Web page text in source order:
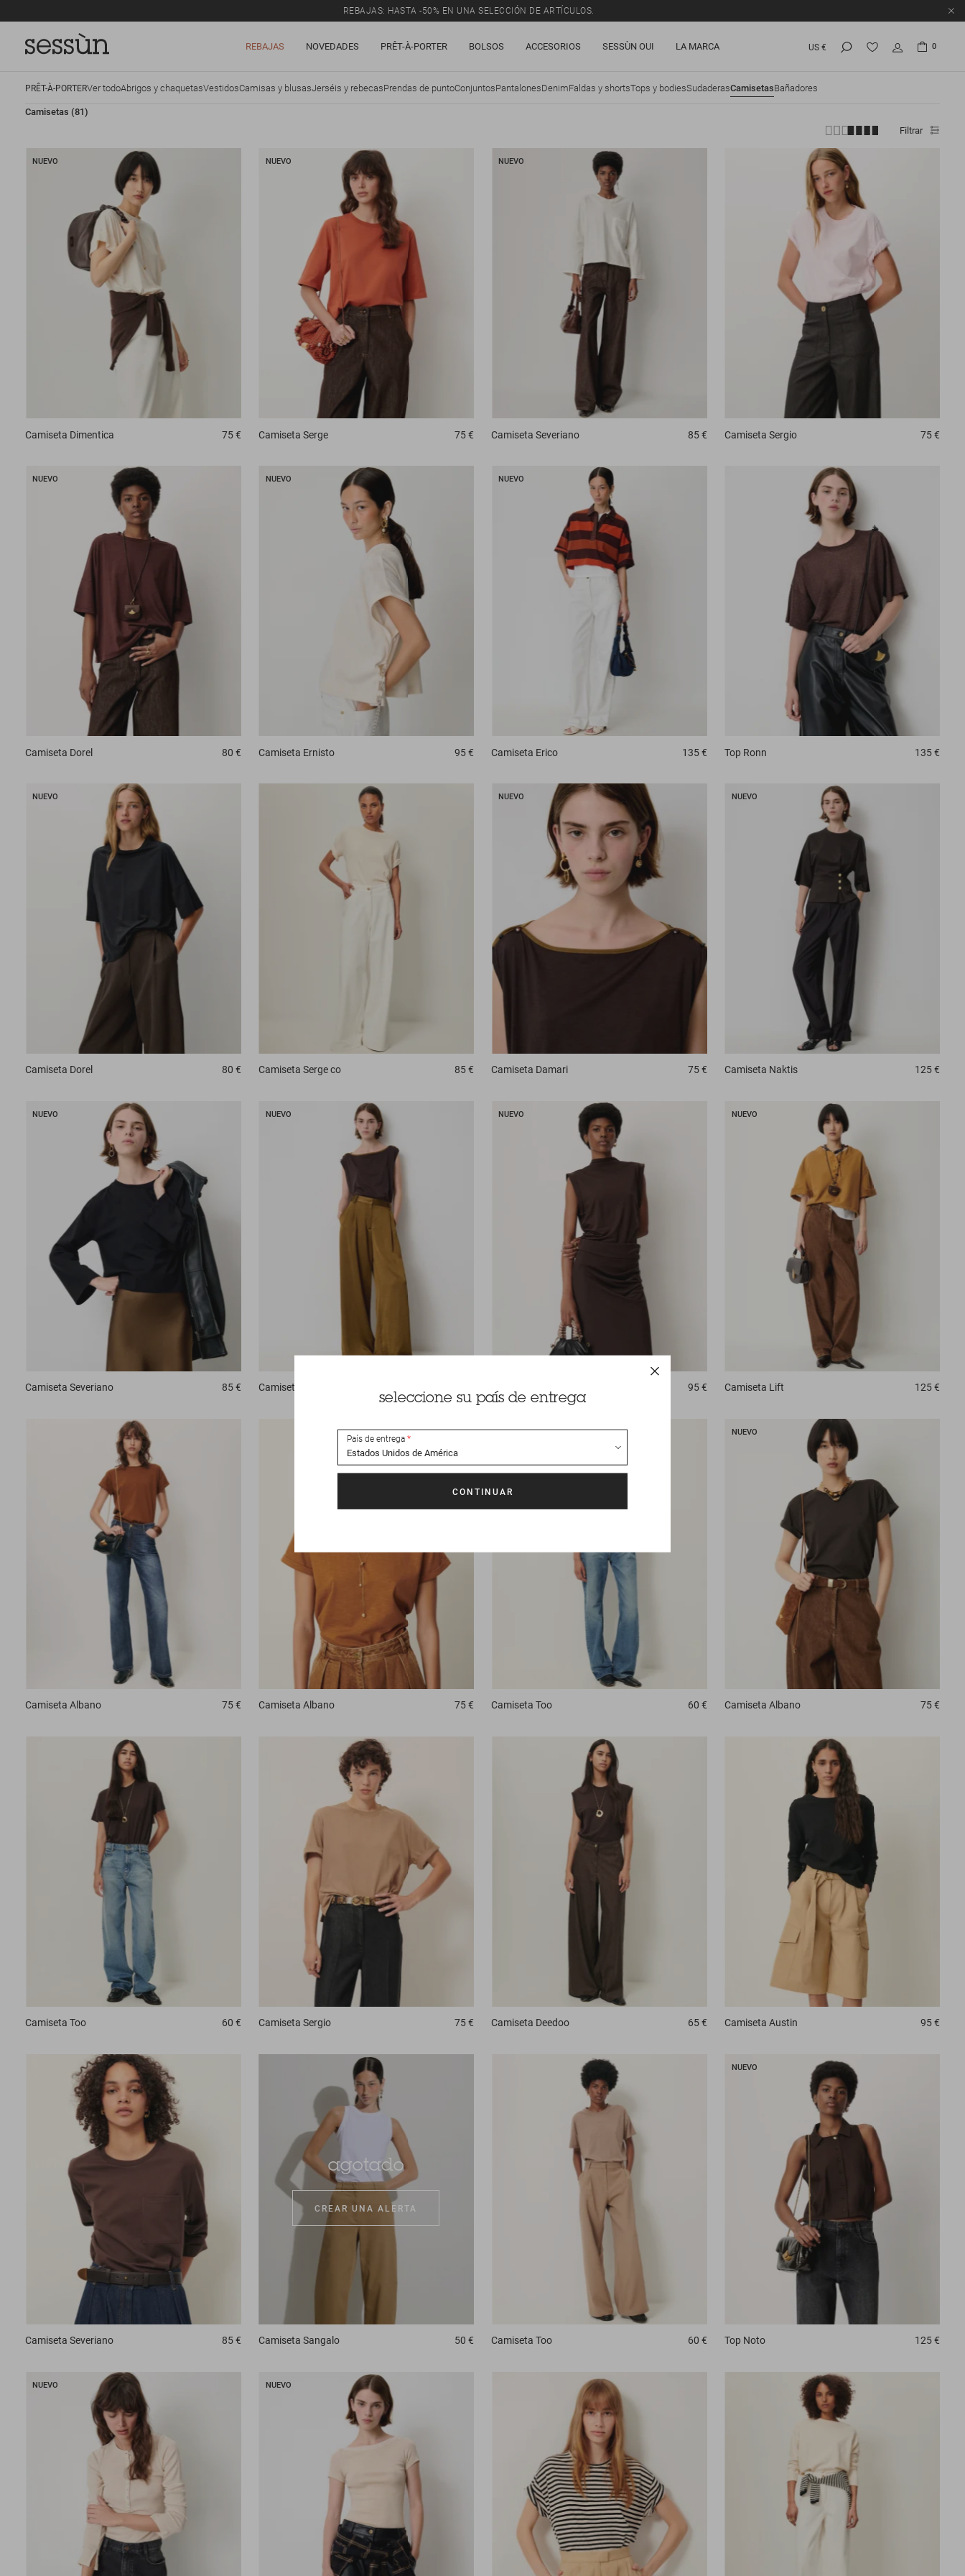
REBAJAS: HASTA -50% EN UNA SELECCIÓN DE ARTÍCULOS.
REBAJAS NOVEDADES PRÊT-À-PORTER BOLSOS ACCESORIOS SESSÙN OUI LA MARCA US € 0
PRÊT-À-PORTERVer todoAbrigos y chaquetasVestidosCamisas y blusasJerséis y rebecasPrendas de puntoConjuntosPantalonesDenimFaldas y shortsTops y bodiesSudaderasCamisetasBañadores
Camisetas (81)
Filtrar
NUEVO
Camiseta Dimentica 75 €
NUEVO
Camiseta Serge 75 €
NUEVO
Camiseta Severiano 85 € Camiseta Sergio 75 €
NUEVO
Camiseta Dorel 80 €
NUEVO
Camiseta Ernisto 95 €
NUEVO
Camiseta Erico 135 € Top Ronn 135 €
NUEVO
Camiseta Dorel 80 € Camiseta Serge co 85 €
NUEVO
Camiseta Damari 75 €
NUEVO
Camiseta Naktis 125 €
NUEVO
Camiseta Severiano 85 €
NUEVO
Camiseta
NUEVO
95 €
NUEVO
Camiseta Lift 125 €
Camiseta Albano 75 € Camiseta Albano 75 € Camiseta Too 60 €
NUEVO
Camiseta Albano 75 €
Camiseta Too 60 € Camiseta Sergio 75 € Camiseta Deedoo 65 € Camiseta Austin 95 €
Camiseta Severiano 85 €
agotado
CREAR UNA ALERTA
Camiseta Sangalo 50 € Camiseta Too 60 €
NUEVO
Top Noto 125 €
NUEVO NUEVO
seleccione su país de entrega
País de entrega